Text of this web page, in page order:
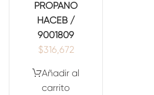
PROPANO
HACEB /
9001809
$316,672
Añadir al
carrito